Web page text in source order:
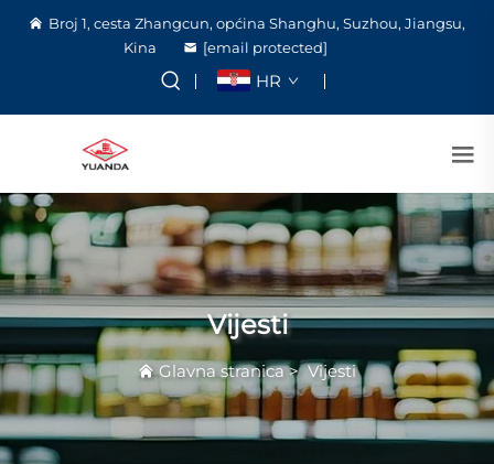
Broj 1, cesta Zhangcun, općina Shanghu, Suzhou, Jiangsu,
Kina
[email protected]
HR
Vijesti
Glavna stranica>Vijesti